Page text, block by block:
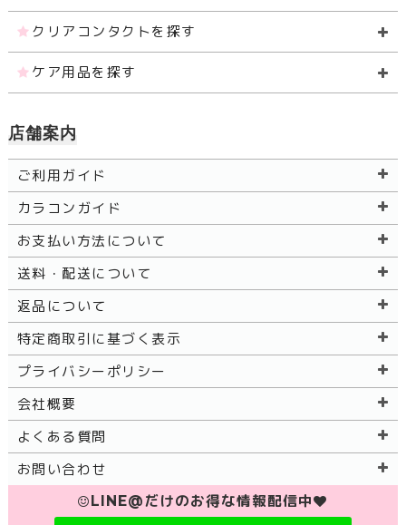
クリアコンタクトを探す
ケア用品を探す
店舗案内
ご利用ガイド
カラコンガイド
お支払い方法について
送料・配送について
返品について
特定商取引に基づく表示
プライバシーポリシー
会社概要
よくある質問
お問い合わせ
LINE@だけのお得な情報配信中